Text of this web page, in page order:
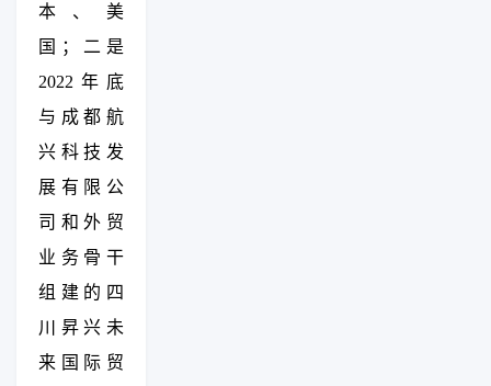
本、美
国；二是
2022年底
与成都航
兴科技发
展有限公
司和外贸
业务骨干
组建的四
川昇兴未
来国际贸